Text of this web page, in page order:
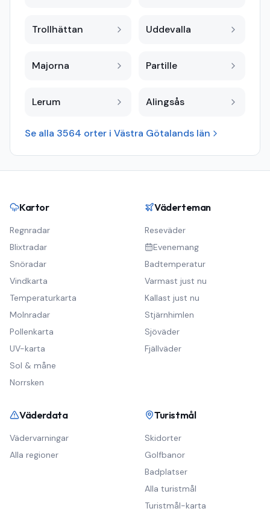
Trollhättan Uddevalla
Majorna Partille
Lerum Alingsås
Se alla 3564 orter i Västra Götalands län
Kartor
Regnradar
Blixtradar
Snöradar
Vindkarta
Temperaturkarta
Molnradar
Pollenkarta
UV-karta
Sol & måne
Norrsken
Väderteman
Reseväder
Evenemang
Badtemperatur
Varmast just nu
Kallast just nu
Stjärnhimlen
Sjöväder
Fjällväder
Väderdata
Vädervarningar
Alla regioner
Turistmål
Skidorter
Golfbanor
Badplatser
Alla turistmål
Turistmål-karta